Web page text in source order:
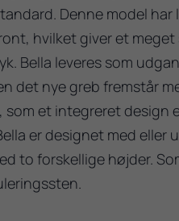
Denne model har
hvilket giver et
Bella leveres som
det nye greb fremstår
som et integreret design
er designet med eller
to forskellige højder.